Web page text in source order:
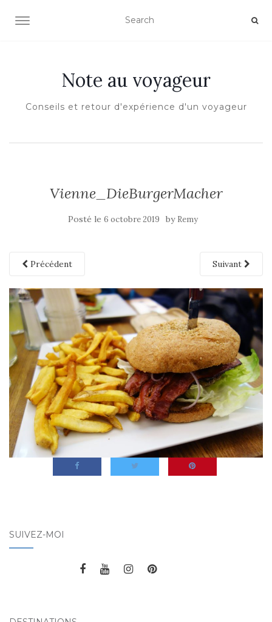
OUVRIR/FERMER LA NAVIGATION
Note au voyageur
Conseils et retour d'expérience d'un voyageur
Vienne_DieBurgerMacher
Posté le 6 octobre 2019 by Remy
Précédent Suivant
SUIVEZ-MOI